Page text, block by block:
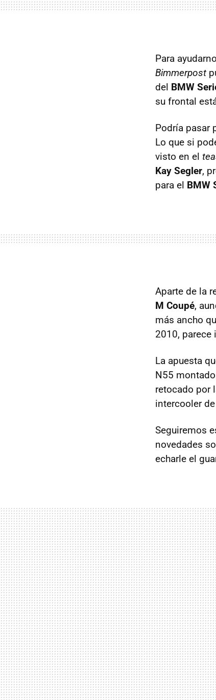
Para
Bimmerpost
del BMW
su frontal
Podría pasar
Lo que si
visto en el
Kay Segler,
para el BMW
Aparte de la
M Coupé,
más ancho
2010, parece
La apuesta
N55
retocado por
intercooler
Seguiremos
novedades
echarle el